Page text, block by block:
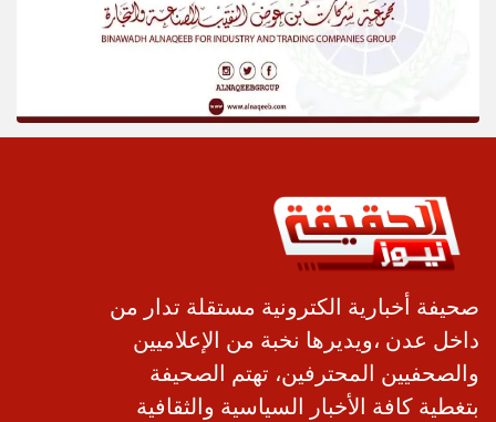
صحيفة أخبارية الكترونية مستقلة تدار من
داخل عدن ،ويديرها نخبة من الإعلاميين
والصحفيين المحترفين، تهتم الصحيفة
بتغطية كافة الأخبار السياسية والثقافية